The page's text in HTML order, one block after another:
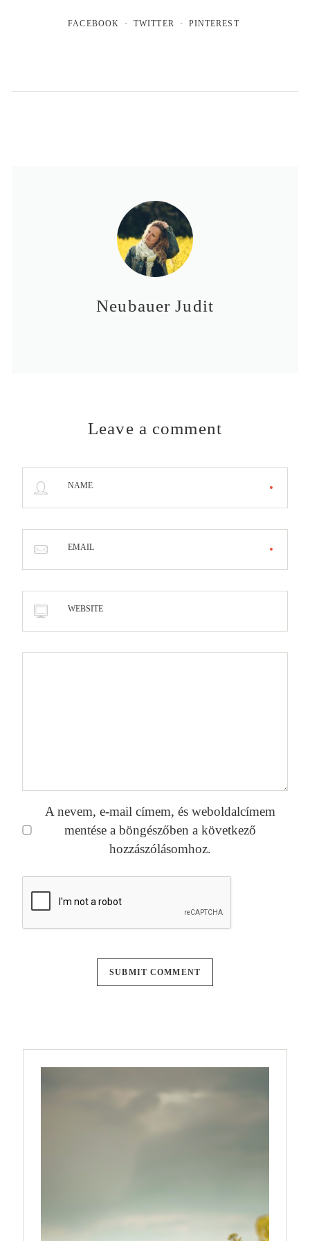
FACEBOOK TWITTER PINTEREST
Neubauer Judit
Leave a comment
NAME
EMAIL
WEBSITE
A nevem, e-mail címem, és weboldalcímem
mentése a böngészőben a következő
hozzászólásomhoz.